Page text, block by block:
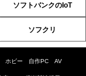
ソフトバンクのIoT
ソフクリ
ホビー 自作PC AV